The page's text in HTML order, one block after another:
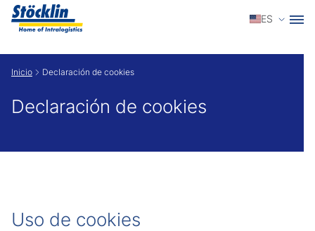
ES
Inicio Declaración de cookies
Declaración de cookies
Uso de cookies